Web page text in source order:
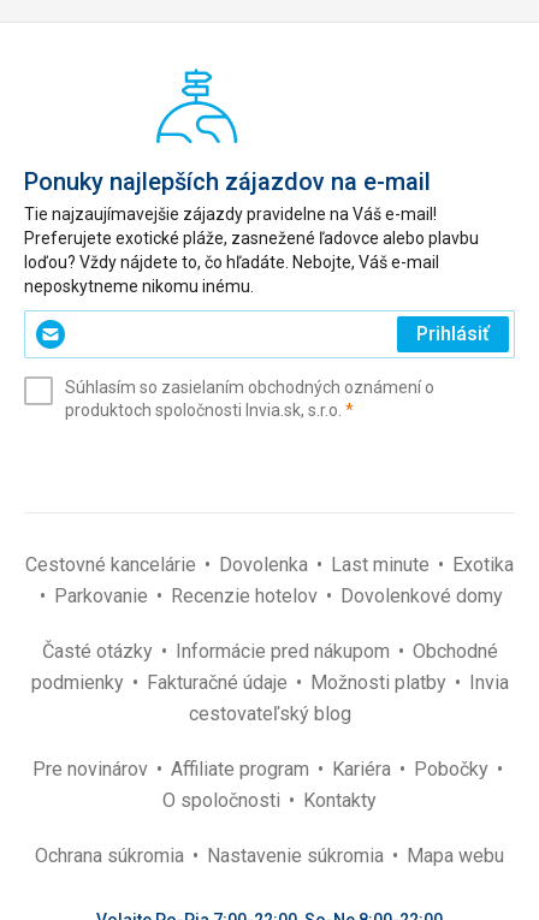
Ponuky najlepších zájazdov na e-mail
Tie najzaujímavejšie zájazdy pravidelne na Váš e-mail!
Preferujete exotické pláže, zasnežené ľadovce alebo plavbu
loďou? Vždy nájdete to, čo hľadáte. Nebojte, Váš e-mail
neposkytneme nikomu inému.
Zadajte
svoj
(povinné)
Prihlásiť
Súhlasím so zasielaním obchodných oznámení o
produktoch spoločnosti Invia.sk, s.r.o. *(povinné)
Cestovné kancelárie Dovolenka Last minute
Exotika
Parkovanie
Recenzie hotelov Dovolenkové domy
Časté otázky Informácie pred nákupom
Obchodné
podmienky
Fakturačné údaje Možnosti platby
Invia
cestovateľský blog
Pre novinárov Affiliate program Kariéra
Pobočky
O spoločnosti
Kontakty
Ochrana súkromia Nastavenie súkromia Mapa webu